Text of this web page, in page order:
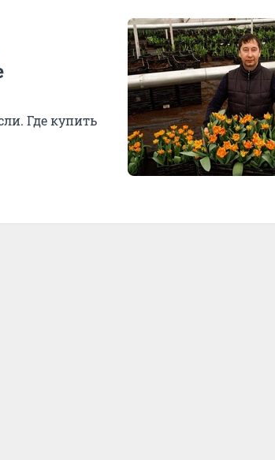
Где купить